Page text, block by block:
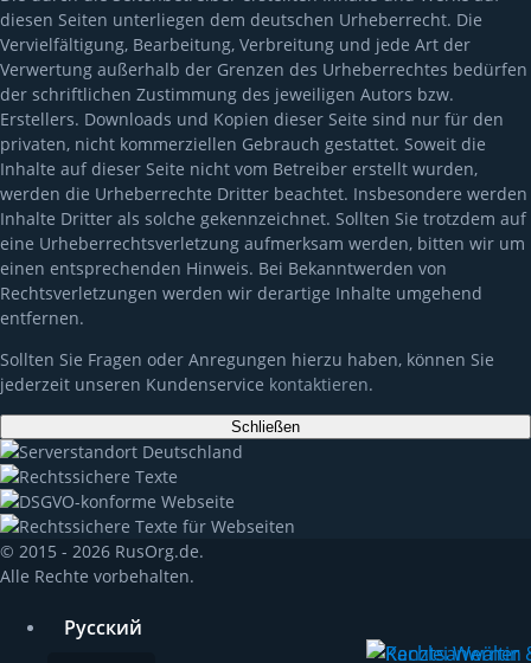
diesen Seiten unterliegen dem deutschen Urheberrecht. Die
Vervielfältigung, Bearbeitung, Verbreitung und jede Art der
Verwertung außerhalb der Grenzen des Urheberrechtes bedürfen
der schriftlichen Zustimmung des jeweiligen Autors bzw.
Erstellers. Downloads und Kopien dieser Seite sind nur für den
privaten, nicht kommerziellen Gebrauch gestattet. Soweit die
Inhalte auf dieser Seite nicht vom Betreiber erstellt wurden,
werden die Urheberrechte Dritter beachtet. Insbesondere werden
Inhalte Dritter als solche gekennzeichnet. Sollten Sie trotzdem auf
eine Urheberrechtsverletzung aufmerksam werden, bitten wir um
einen entsprechenden Hinweis. Bei Bekanntwerden von
Rechtsverletzungen werden wir derartige Inhalte umgehend
entfernen.
Sollten Sie Fragen oder Anregungen hierzu haben, können Sie
jederzeit unseren Kundenservice kontaktieren.
Schließen
© 2015 - 2026 RusOrg.de.
Alle Rechte vorbehalten.
Русский